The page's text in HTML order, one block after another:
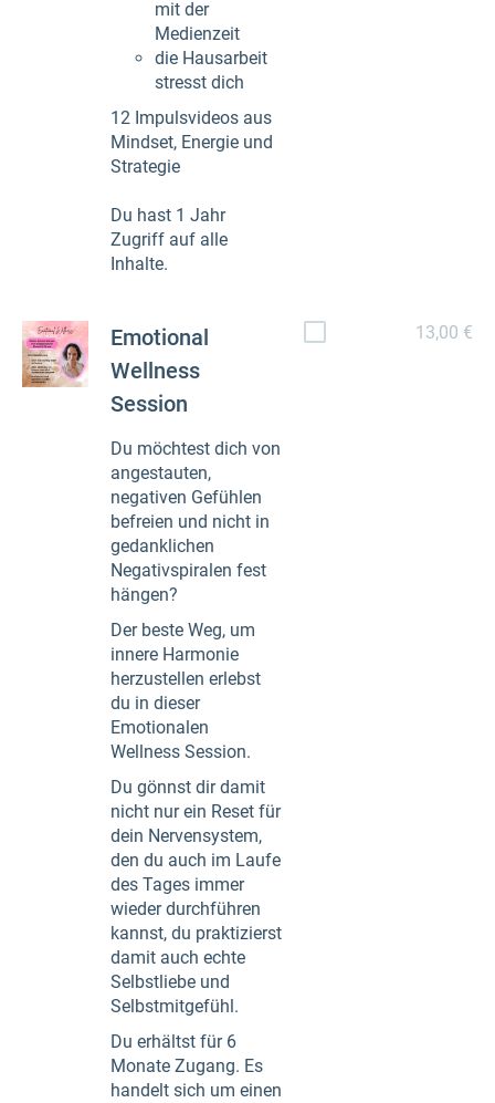
mit der
Medienzeit
die Hausarbeit
stresst dich
12 Impulsvideos aus
Mindset, Energie und
Strategie
Du hast 1 Jahr
Zugriff auf alle
Inhalte.
Emotional
Wellness
Session
Du möchtest dich von
angestauten,
negativen Gefühlen
befreien und nicht in
gedanklichen
Negativspiralen fest
hängen?
Der beste Weg, um
innere Harmonie
herzustellen erlebst
du in dieser
Emotionalen
Wellness Session.
Du gönnst dir damit
nicht nur ein Reset für
dein Nervensystem,
den du auch im Laufe
des Tages immer
wieder durchführen
kannst, du praktizierst
damit auch echte
Selbstliebe und
Selbstmitgefühl.
Du erhältst für 6
Monate Zugang. Es
handelt sich um einen
13,00 €